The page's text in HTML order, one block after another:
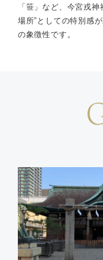
「笹」など、今宮戎
場所”としての特別感
の象徴性です。